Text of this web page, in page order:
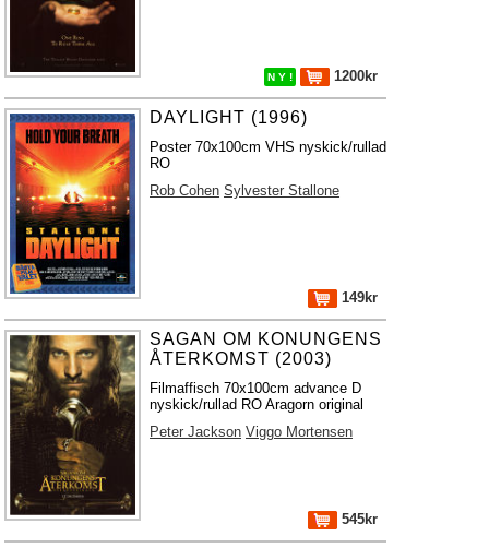
N Y ! 1200kr
DAYLIGHT (1996)
Poster 70x100cm VHS nyskick/rullad
RO
Rob Cohen Sylvester Stallone
149kr
SAGAN OM KONUNGENS
ÅTERKOMST (2003)
Filmaffisch 70x100cm advance D
nyskick/rullad RO Aragorn original
Peter Jackson Viggo Mortensen
545kr